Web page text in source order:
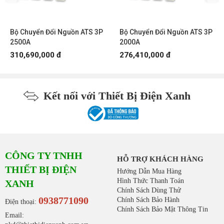
Bộ Chuyển Đổi Nguồn ATS 3P
2500A
310,690,000 đ
Bộ Chuyển Đổi Nguồn ATS 3P
2000A
276,410,000 đ
Kết nối với Thiết Bị Điện Xanh
CÔNG TY TNHH
THIẾT BỊ ĐIỆN
XANH
Điện thoại: 0938771090
Email:
HỖ TRỢ KHÁCH HÀNG
Hướng Dẫn Mua Hàng
Hình Thức Thanh Toán
Chính Sách Dùng Thử
Chính Sách Bảo Hành
Chính Sách Bảo Mật Thông Tin